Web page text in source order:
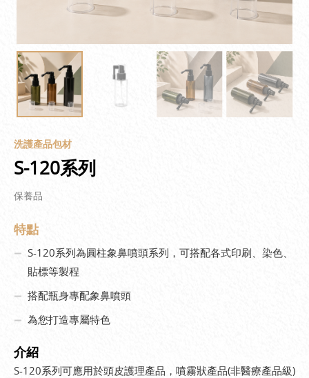
洗護產品包材
S-120系列
保養品
特點
S-120系列為圓柱象鼻噴頭系列，可搭配各式印刷、染色、
貼標等製程
搭配瓶身專配象鼻噴頭
為您打造專屬特色
介紹
S-120系列可應用於頭皮護理產品，噴霧狀產品(非醫療產品級)